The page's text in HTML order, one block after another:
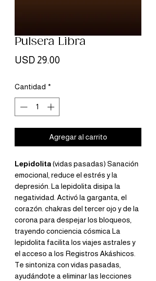
Pulsera Libra
USD 29.00
Cantidad *
Agregar al carrito
Lepidolita (vidas pasadas) Sanación
emocional, reduce el estrés y la
depresión. La lepidolita disipa la
negatividad. Activó la garganta, el
corazón. chakras del tercer ojo y de la
corona para despejar los bloqueos,
trayendo conciencia cósmica La
lepidolita facilita los viajes astrales y
el acceso a los Registros Akáshicos.
Te sintoniza con vidas pasadas,
ayudándote a eliminar las lecciones